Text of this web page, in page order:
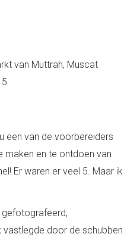
een van de voorbereiders
maken en te ontdoen van
Er waren er veel 5. Maar ik
gefotografeerd,
door de schubben